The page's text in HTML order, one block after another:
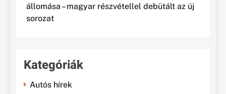
állomása – magyar részvétellel debütált az új
sorozat
Kategóriák
Autós hírek